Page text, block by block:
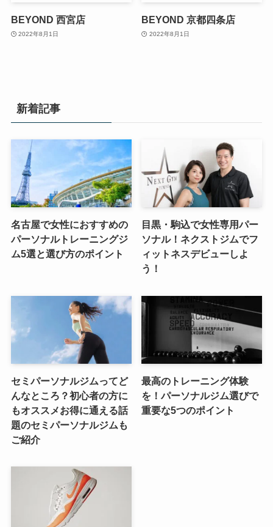
BEYOND 西宮店
2022年8月1日
BEYOND 京都四条店
2022年8月1日
新着記事
名古屋で女性におすすめの
パーソナルトレーニングジ
ム5選と選び方のポイント
目黒・駒込で女性専用パー
ソナル！ネクストジムでフ
ィットネスデビューしよ
う！
セミパーソナルジムってど
んなところ？初心者の方に
もオススメお得に通える話
題のセミパーソナルジムも
ご紹介
最高のトレーニング体験
を！パーソナルジム選びで
重要な5つのポイント